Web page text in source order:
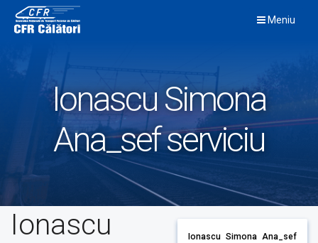
content
Meniu
Ionascu Simona
Ana_sef serviciu
Ionascu
Ionascu Simona Ana_sef